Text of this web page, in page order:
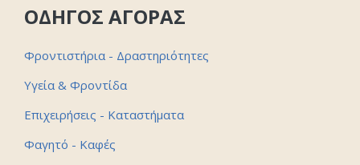
ΟΔΗΓΟΣ ΑΓΟΡΑΣ
Φροντιστήρια - Δραστηριότητες
Υγεία & Φροντίδα
Επιχειρήσεις - Καταστήματα
Φαγητό - Καφές